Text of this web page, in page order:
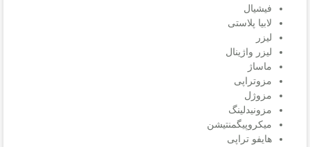
فیشیال
لابیا پلاستی
لیزر
لیزر واژینال
ماساژ
مزوتراپی
مزوژل
مزونیدلینگ
میکروپیگمنتیشن
هایفو تراپی